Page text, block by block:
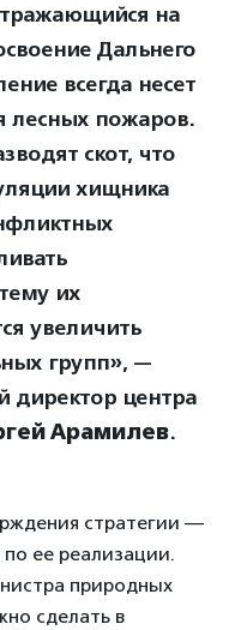
на
Дальнего
всегда несет
лесных пожаров.
скот, что
хищника
их
увеличить
групп», —
директор центра
Арамилев.
стратегии —
ее реализации.
природных
сделать в